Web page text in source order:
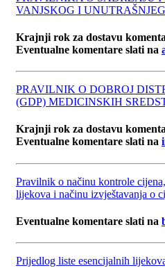
VANJSKOG I
Krajnji rok za dostavu
Eventualne komentare slati na
PRAVILNIK O DOBROJ
(GDP) MEDICINSKIH
Krajnji rok za dostavu
Eventualne komentare slati na
Pravilnik o načinu kontrole
lijekova i načinu izvještavanja o
Eventualne komentare slati na
Prijedlog liste esencijalnih